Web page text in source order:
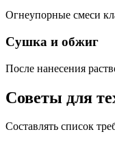
Огнеупорные смеси
Сушка и обжиг
После нанесения
Советы для
Составлять список